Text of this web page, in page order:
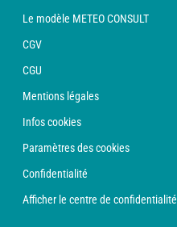
Le modèle METEO CONSULT
CGV
CGU
Mentions légales
Infos cookies
Paramètres des cookies
Confidentialité
Afficher le centre de confidentialité